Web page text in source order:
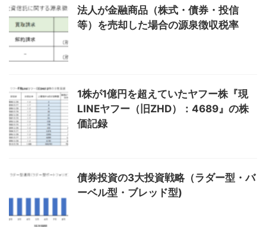
法人が金融商品（株式・債券・投信
等）を売却した場合の源泉徴収税率
1株が1億円を超えていたヤフー株『現
LINEヤフー（旧ZHD）：4689』の株
価記録
債券投資の3大投資戦略（ラダー型・バ
ーベル型・ブレッド型)